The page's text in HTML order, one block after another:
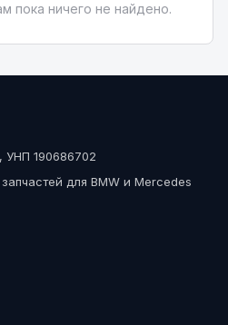
пока ничего не найдено.
УНП 190686702
для BMW и Mercedes